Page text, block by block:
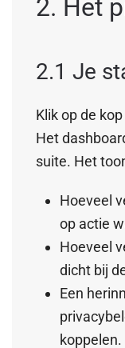
2. Het
2.1 Je
Klik op de kop
Het
suite. Het
Hoeveel
op actie
Hoeveel
dicht bij
Een
koppelen.